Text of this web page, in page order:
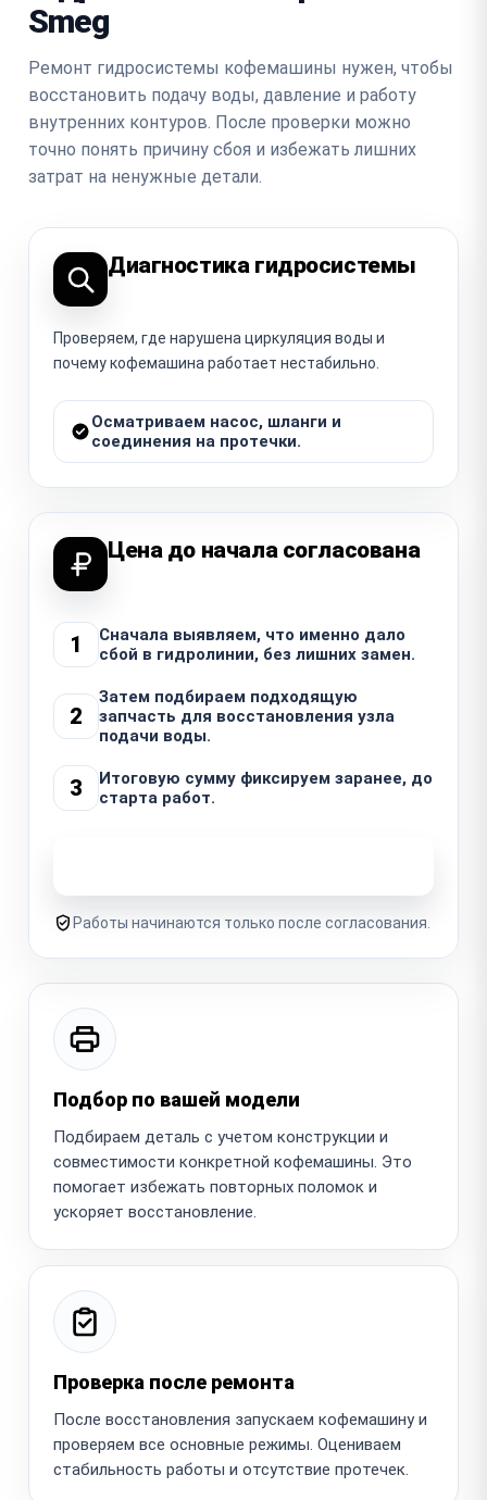
Smeg
Ремонт гидросистемы кофемашины нужен, чтобы
восстановить подачу воды, давление и работу
внутренних контуров. После проверки можно
точно понять причину сбоя и избежать лишних
затрат на ненужные детали.
Диагностика гидросистемы
Проверяем, где нарушена циркуляция воды и
почему кофемашина работает нестабильно.
Осматриваем насос, шланги и
соединения на протечки.
Цена до начала согласована
1
Сначала выявляем, что именно дало
сбой в гидролинии, без лишних замен.
2
Затем подбираем подходящую
запчасть для восстановления узла
подачи воды.
3
Итоговую сумму фиксируем заранее, до
старта работ.
Работы начинаются только после согласования.
Подбор по вашей модели
Подбираем деталь с учетом конструкции и
совместимости конкретной кофемашины. Это
помогает избежать повторных поломок и
ускоряет восстановление.
Проверка после ремонта
После восстановления запускаем кофемашину и
проверяем все основные режимы. Оцениваем
стабильность работы и отсутствие протечек.